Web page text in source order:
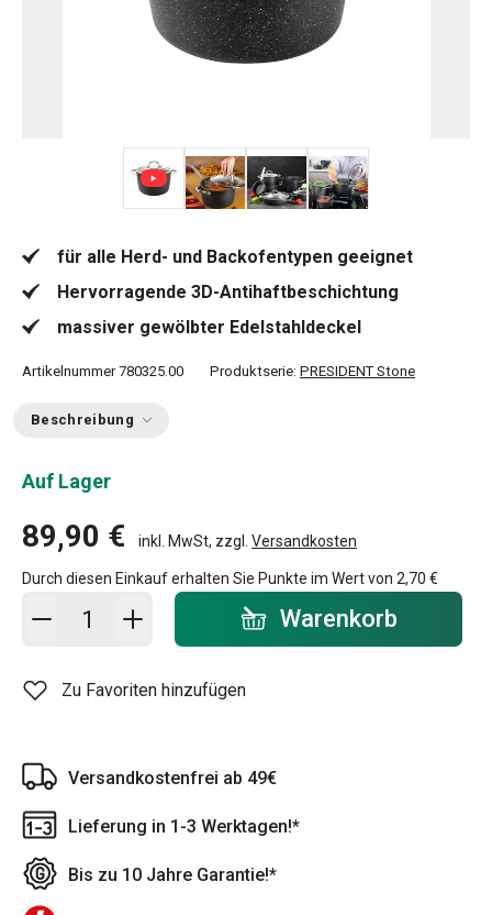
für alle Herd- und Backofentypen geeignet
Hervorragende 3D-Antihaftbeschichtung
massiver gewölbter Edelstahldeckel
Artikelnummer 780325.00 Produktserie: PRESIDENT Stone
Beschreibung
Auf Lager
89,90 € inkl. MwSt, zzgl. Versandkosten
Durch diesen Einkauf erhalten Sie Punkte im Wert von 2,70 €
In den Warenkorb - Menge Warenkorb
Zu Favoriten hinzufügen
Versandkostenfrei ab 49€
Lieferung in 1-3 Werktagen!*
Bis zu 10 Jahre Garantie!*